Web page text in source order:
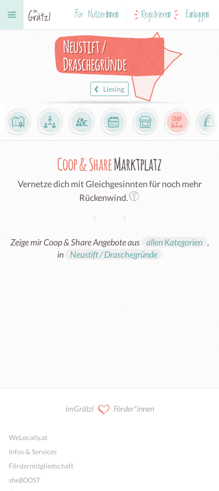
Für NutzerInnen Registrieren Einloggen
Neustift /
Draschegründe
Liesing
Coop & ShareMarktplatz
Vernetze dich mit Gleichgesinnten für noch mehr
Rückenwind.
Zeige mir Coop & Share Angebote aus allen Kategorien ,
in
Neustift / Draschegründe
imGrätzl Förder*innen
WeLocally.at
Infos & Services
Fördermitgliedschaft
sheBOOST